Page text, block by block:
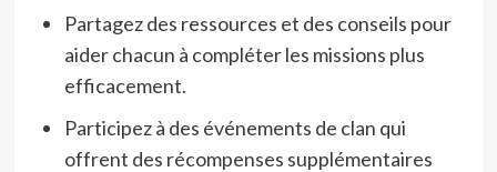
Partagez des ressources et des conseils pour
aider chacun à compléter les missions plus
efficacement.
Participez à des événements de clan qui
offrent des récompenses supplémentaires